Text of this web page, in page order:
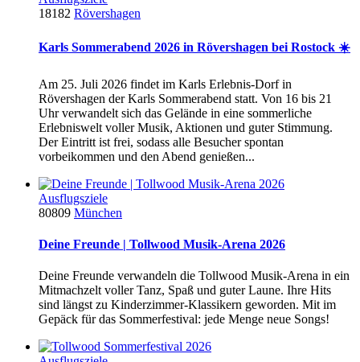
18182 Rövershagen
Karls Sommerabend 2026 in Rövershagen bei Rostock ☀️
Am 25. Juli 2026 findet im Karls Erlebnis-Dorf in
Rövershagen der Karls Sommerabend statt. Von 16 bis 21
Uhr verwandelt sich das Gelände in eine sommerliche
Erlebniswelt voller Musik, Aktionen und guter Stimmung.
Der Eintritt ist frei, sodass alle Besucher spontan
vorbeikommen und den Abend genießen...
Ausflugsziele
80809 München
Deine Freunde | Tollwood Musik-Arena 2026
Deine Freunde verwandeln die Tollwood Musik-Arena in ein
Mitmachzelt voller Tanz, Spaß und guter Laune. Ihre Hits
sind längst zu Kinderzimmer-Klassikern geworden. Mit im
Gepäck für das Sommerfestival: jede Menge neue Songs!